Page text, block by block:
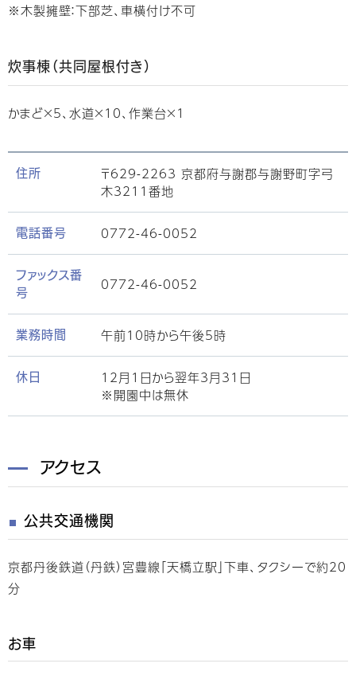
※木製擁壁：下部芝、車横付け不可
炊事棟（共同屋根付き）
かまど×5、水道×10、作業台×1
住所
〒629-2263 京都府与謝郡与謝野町字弓
木3211番地
電話番号 0772-46-0052
ファックス番
号
0772-46-0052
業務時間 午前10時から午後5時
休日
12月1日から翌年3月31日
※開園中は無休
アクセス
公共交通機関
京都丹後鉄道（丹鉄）宮豊線「天橋立駅」下車、タクシーで約20
分
お車